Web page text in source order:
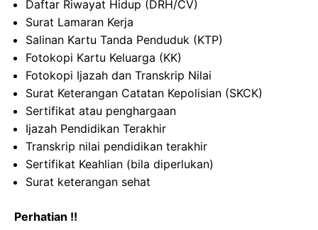
Daftar Riwayat Hidup (DRH/CV)
Surat Lamaran Kerja
Salinan Kartu Tanda Penduduk (KTP)
Fotokopi Kartu Keluarga (KK)
Fotokopi Ijazah dan Transkrip Nilai
Surat Keterangan Catatan Kepolisian (SKCK)
Sertifikat atau penghargaan
Ijazah Pendidikan Terakhir
Transkrip nilai pendidikan terakhir
Sertifikat Keahlian (bila diperlukan)
Surat keterangan sehat
Perhatian !!